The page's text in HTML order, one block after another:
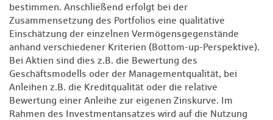
bestimmen. Anschließend erfolgt bei der
Zusammensetzung des Portfolios eine qualitative
Einschätzung der einzelnen Vermögensgegenstände
anhand verschiedener Kriterien (Bottom-up-Perspektive).
Bei Aktien sind dies z.B. die Bewertung des
Geschäftsmodells oder der Managementqualität, bei
Anleihen z.B. die Kreditqualität oder die relative
Bewertung einer Anleihe zur eigenen Zinskurve. Im
Rahmen des Investmentansatzes wird auf die Nutzung